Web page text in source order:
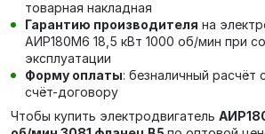
товарная накладная
Гарантию производителя на
АИР180М6 18,5 кВт 1000 об/мин при
эксплуатации
Форму оплаты: безналичный
счёт-договору
Чтобы купить электродвигатель